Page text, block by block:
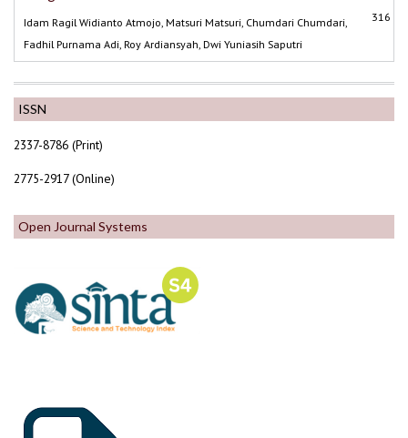
ISSN
2337-8786 (Print)
2775-2917 (Online)
Open Journal Systems
Idam Ragil Widianto Atmojo, Matsuri Matsuri, Chumdari Chumdari,
Fadhil Purnama Adi, Roy Ardiansyah, Dwi Yuniasih Saputri
316